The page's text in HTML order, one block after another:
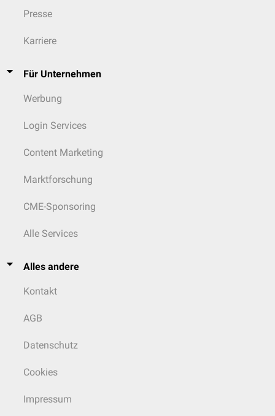
Presse
Karriere
Für Unternehmen
Werbung
Login Services
Content Marketing
Marktforschung
CME-Sponsoring
Alle Services
Alles andere
Kontakt
AGB
Datenschutz
Cookies
Impressum